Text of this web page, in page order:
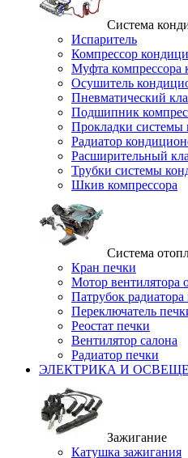
Система
Испаритель
Компрессор
Муфта компрессора
Осушитель
Пневматический
Подшипник
Прокладки системы
Радиатор
Расширительный
Трубки системы
Шкив компрессора
Система
Кран печки
Мотор вентилятора
Патрубок радиатора
Переключатель
Реостат печки
Вентилятор салона
Радиатор печки
ЭЛЕКТРИКА И
Зажигание
Катушка зажигания